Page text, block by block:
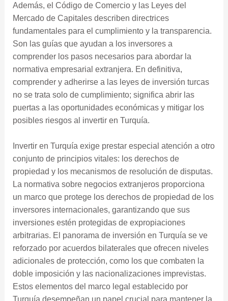
Además, el Código de Comercio y las Leyes del
Mercado de Capitales describen directrices
fundamentales para el cumplimiento y la transparencia.
Son las guías que ayudan a los inversores a
comprender los pasos necesarios para abordar la
normativa empresarial extranjera. En definitiva,
comprender y adherirse a las leyes de inversión turcas
no se trata solo de cumplimiento; significa abrir las
puertas a las oportunidades económicas y mitigar los
posibles riesgos al invertir en Turquía.
Invertir en Turquía exige prestar especial atención a otro
conjunto de principios vitales: los derechos de
propiedad y los mecanismos de resolución de disputas.
La normativa sobre negocios extranjeros proporciona
un marco que protege los derechos de propiedad de los
inversores internacionales, garantizando que sus
inversiones estén protegidas de expropiaciones
arbitrarias. El panorama de inversión en Turquía se ve
reforzado por acuerdos bilaterales que ofrecen niveles
adicionales de protección, como los que combaten la
doble imposición y las nacionalizaciones imprevistas.
Estos elementos del marco legal establecido por